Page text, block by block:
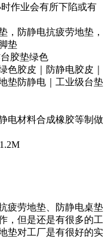
作业会有所下陷或有
，防静电抗疲劳地垫，
垫
胶垫绿色
色胶皮｜防静电胶皮｜
垫防静电｜工业级台垫
电材料合成橡胶等制做
疲劳地垫、防静电桌垫
，但是还是有很多的工
垫对工厂是有很好的实